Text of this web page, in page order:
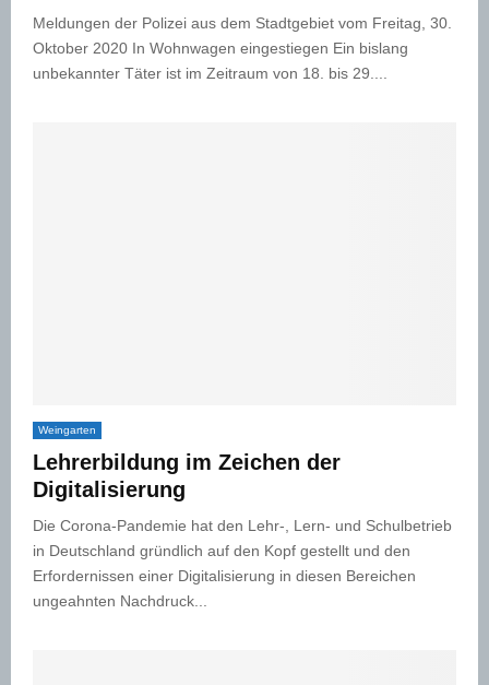
Meldungen der Polizei aus dem Stadtgebiet vom Freitag, 30.
Oktober 2020 In Wohnwagen eingestiegen Ein bislang
unbekannter Täter ist im Zeitraum von 18. bis 29....
Weingarten
Lehrerbildung im Zeichen der
Digitalisierung
Die Corona-Pandemie hat den Lehr-, Lern- und Schulbetrieb
in Deutschland gründlich auf den Kopf gestellt und den
Erfordernissen einer Digitalisierung in diesen Bereichen
ungeahnten Nachdruck...